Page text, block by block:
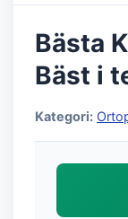
Bästa
Bäst i
Kategori: